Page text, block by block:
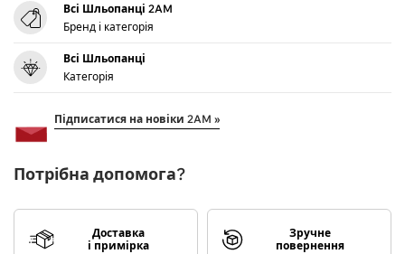
Всі Шльопанці 2AM
Бренд і категорія
Всі Шльопанці
Категорія
Підписатися на новіки 2AM »
Потрібна допомога?
Доставка
і примірка
Зручне
повернення